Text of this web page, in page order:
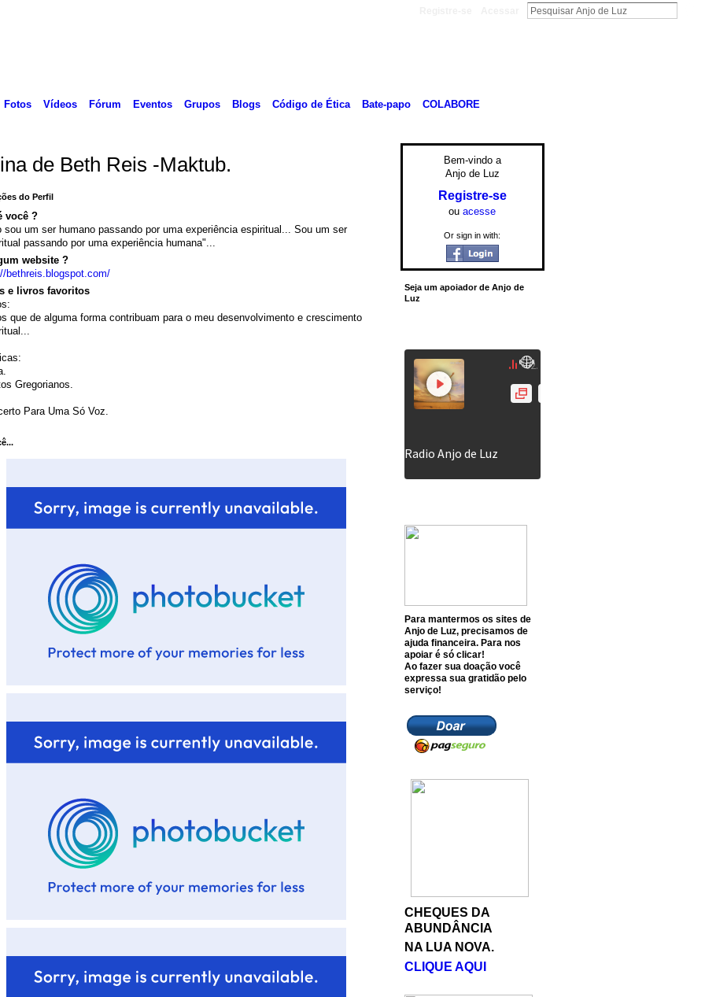
Fotos Vídeos Fórum Eventos Grupos Blogs Código de Ética Bate-papo COLABORE
de Beth Reis -Maktub.
do Perfil
você ?
sou um ser humano passando por uma experiência espiritual... Sou um ser
passando por uma experiência humana"...
website ?
bethreis.blogspot.com/
e livros favoritos
que de alguma forma contribuam para o meu desenvolvimento e crescimento
Gregorianos.
Para Uma Só Voz.
Bem-vindo a
Anjo de Luz
Registre-se
ou acesse
Or sign in with:
Seja um apoiador de Anjo de
Luz
Para mantermos os sites de
Anjo de Luz, precisamos de
ajuda financeira. Para nos
apoiar é só clicar!
Ao fazer sua doação você
expressa sua gratidão pelo
serviço!
CHEQUES DA
ABUNDÂNCIA
NA LUA NOVA.
CLIQUE AQUI